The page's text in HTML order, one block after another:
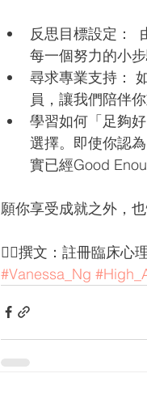
反思目標設定：
每一個努力的小
尋求專業支持：
員，讓我們陪伴
學習如何「足夠
選擇。即使你認
實已經Good
願你享受成就之外，
✍🏻撰文：註冊臨床心
#Vanessa_Ng